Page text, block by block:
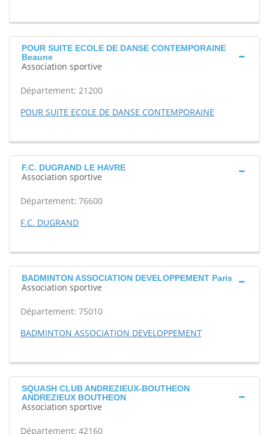
POUR SUITE ECOLE DE DANSE CONTEMPORAINE
Beaune
Association sportive
Département: 21200
POUR SUITE ECOLE DE DANSE CONTEMPORAINE
F.C. DUGRAND LE HAVRE
Association sportive
Département: 76600
F.C. DUGRAND
BADMINTON ASSOCIATION DEVELOPPEMENT Paris
Association sportive
Département: 75010
BADMINTON ASSOCIATION DEVELOPPEMENT
SQUASH CLUB ANDREZIEUX-BOUTHEON
ANDREZIEUX BOUTHEON
Association sportive
Département: 42160